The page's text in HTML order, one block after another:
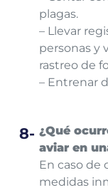
plagas.
– Llevar
personas y
rastreo de
– Entrenar
¿Qué
aviar en
En caso
medidas